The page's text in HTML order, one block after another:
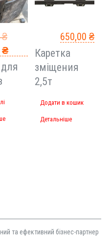
₴
₴Поточна
ціна:
4200,00 ₴.
650,00₴
Каретка
зміщения
2,5т
Додати в кошик
Детальніше
та ефективний бізнес-партнер